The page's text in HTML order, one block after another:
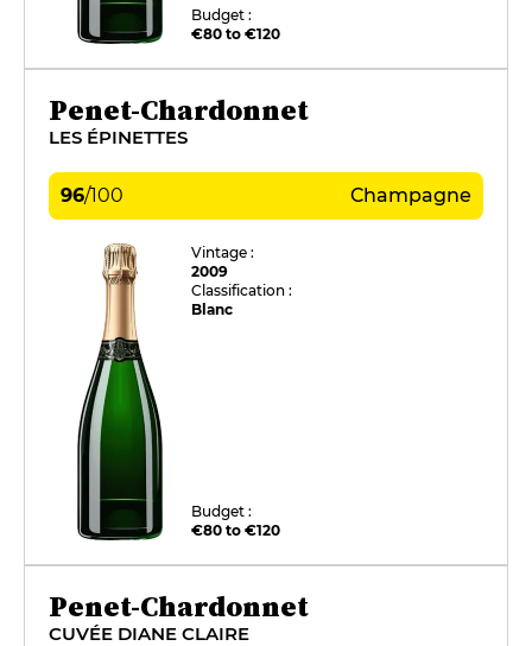
Budget :
€80 to €120
Penet-Chardonnet
LES ÉPINETTES
96/100 Champagne
Vintage :
2009
Classification :
Blanc
Budget :
€80 to €120
Penet-Chardonnet
CUVÉE DIANE CLAIRE